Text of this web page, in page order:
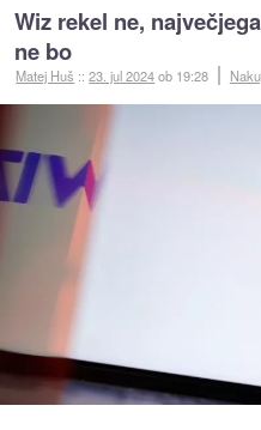
Wiz rekel ne,
ne bo
Matej Huš ::23. jul 2024ob 19:28